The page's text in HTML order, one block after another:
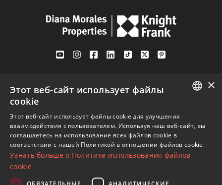
1st Floor, Office 3
29601 Marbella
Телефон:+34 952 765 138
Моб:+34 601 636 766
SPANISH
FRENCH
×
Этот веб-сайт использует файлы
cookie
Этот веб-сайт использует файлы cookie для улучшения
взаимодействия с пользователем. Используя наш веб-сайт, вы
соглашаетесь на использование всех файлов cookie в
соответствии с нашей Политикой в ​​отношении файлов cookie.
Узнать больше о Политике использования файлов
cookie